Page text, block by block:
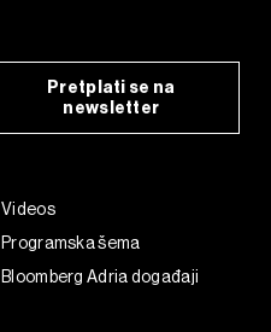
Pretplati se na
newsletter
Videos
Programska šema
Bloomberg Adria događaji